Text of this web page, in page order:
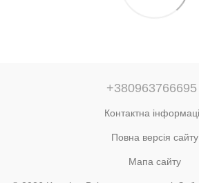
+380963766695
Контактна
Повна версія сайту
Мапа сайту